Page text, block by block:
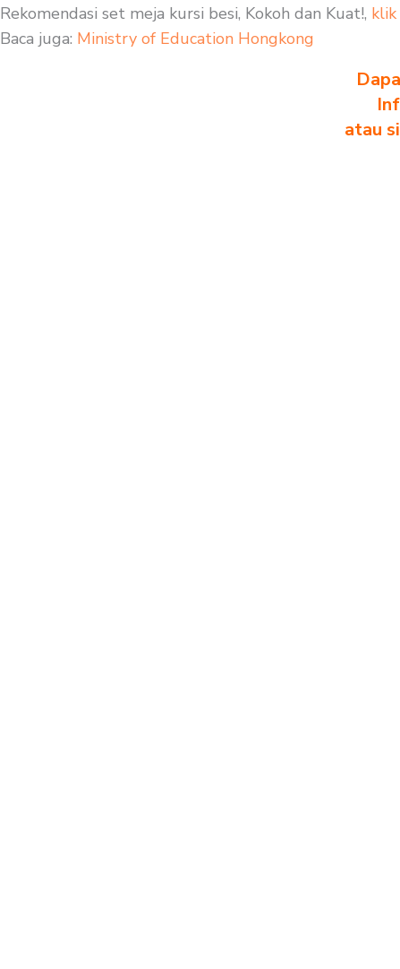
Rekomendasi set meja kursi besi, Kokoh dan Kuat!, klik
Baca juga: Ministry of Education Hongkong
atau